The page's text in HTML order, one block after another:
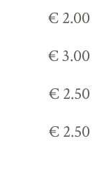
€ 2.00
€ 3.00
€ 2.50
€ 2.50